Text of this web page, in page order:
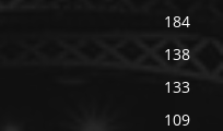
184
138
133
109